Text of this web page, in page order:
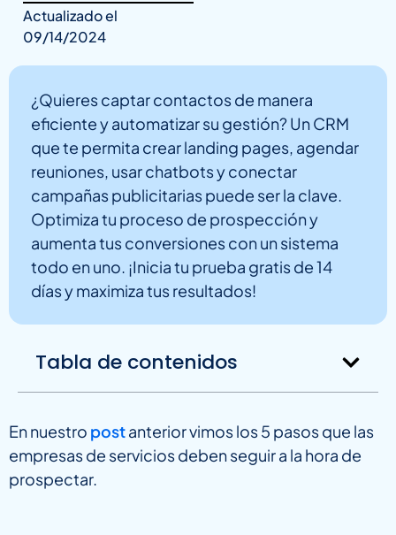
Actualizado el
09/14/2024
¿Quieres captar contactos de manera
eficiente y automatizar su gestión? Un CRM
que te permita crear landing pages, agendar
reuniones, usar chatbots y conectar
campañas publicitarias puede ser la clave.
Optimiza tu proceso de prospección y
aumenta tus conversiones con un sistema
todo en uno. ¡Inicia tu prueba gratis de 14
días y maximiza tus resultados!
Tabla de contenidos
En nuestro postanterior vimos los 5 pasos que las
empresas de servicios deben seguir a la hora de
prospectar.